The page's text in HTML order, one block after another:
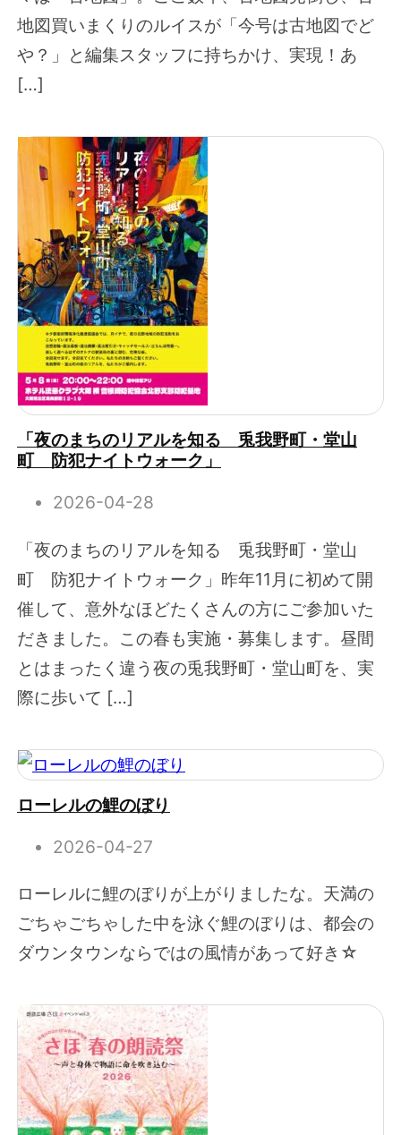
地図買いまくりのルイスが「今号は古地図でど
や？」と編集スタッフに持ちかけ、実現！あ
[…]
「夜のまちのリアルを知る 兎我野町・堂山
町 防犯ナイトウォーク」
2026-04-28
「夜のまちのリアルを知る 兎我野町・堂山
町 防犯ナイトウォーク」昨年11月に初めて開
催して、意外なほどたくさんの方にご参加いた
だきました。この春も実施・募集します。昼間
とはまったく違う夜の兎我野町・堂山町を、実
際に歩いて […]
ローレルの鯉のぼり
2026-04-27
ローレルに鯉のぼりが上がりましたな。天満の
ごちゃごちゃした中を泳ぐ鯉のぼりは、都会の
ダウンタウンならではの風情があって好き☆